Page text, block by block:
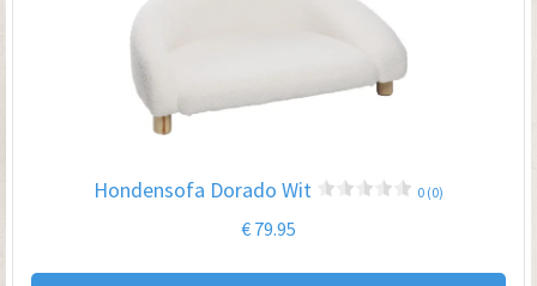
Hondensofa Dorado Wit 0 (0)
€ 79.95